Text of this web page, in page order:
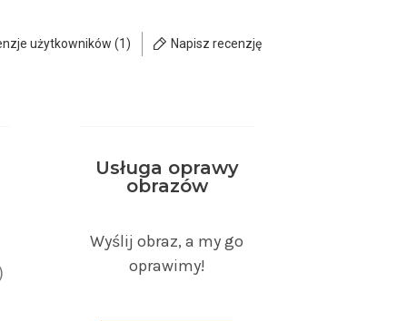
użytkowników (1) Napisz recenzję
Usługa oprawy
obrazów
Wyślij obraz, a my go
oprawimy!